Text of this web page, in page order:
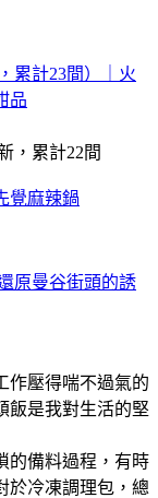
累計23間）｜火
品
覺麻辣鍋
原曼谷街頭的誘
作壓得喘不過氣的
飯是我對生活的堅
的備料過程，有時
於冷凍調理包，總